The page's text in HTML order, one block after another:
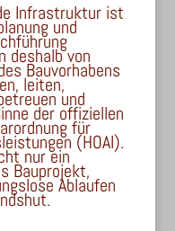
Infrastruktur ist
und
deshalb von
Bauvorhabens
leiten,
und
der offiziellen
für
(HOAI).
nur ein
Bauprojekt,
Ablaufen